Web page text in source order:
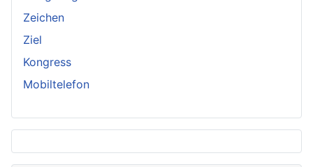
Zeichen
Ziel
Kongress
Mobiltelefon